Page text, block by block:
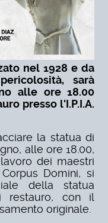
nel 1928 e da
sarà
alle ore 18.00
presso l'I.P.I.A.
la statua di
alle ore 18.00,
dei maestri
Domini, si
della statua
con il
originale.